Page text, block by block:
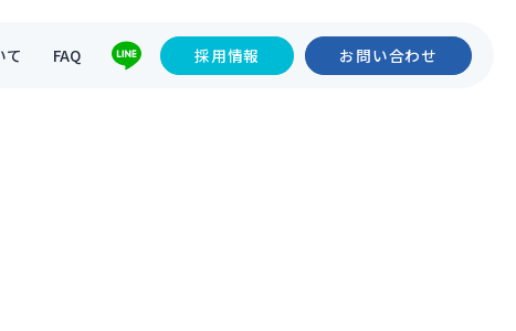
て FAQ 採用情報 お問い合わせ